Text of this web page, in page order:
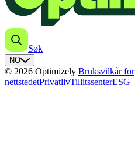
Søk
NO
© 2026 Optimizely Bruksvilkår for
nettstedetPrivatlivTillitssenterESG